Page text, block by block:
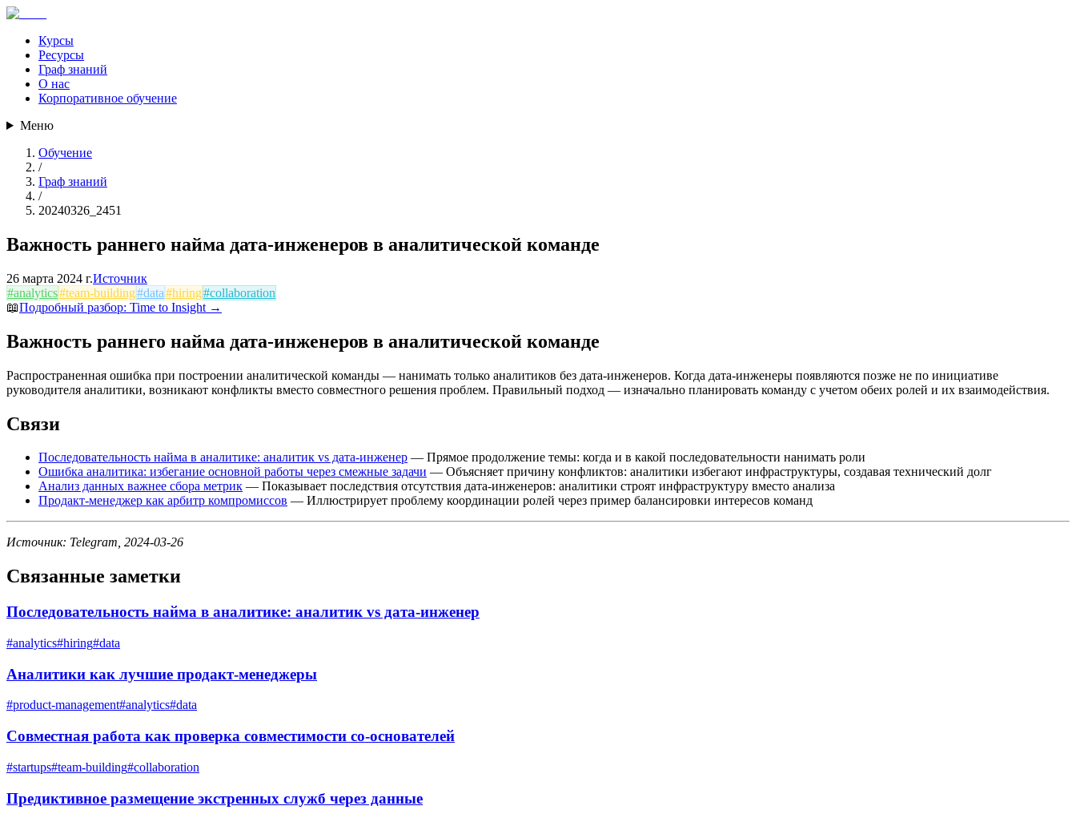
Курсы
Ресурсы
Граф знаний
О нас
Корпоративное обучение
Меню
Обучение
/
Граф знаний
/
20240326_2451
Важность раннего найма дата-инженеров в аналитической команде
26 марта 2024 г.Источник
#analytics#team-building#data#hiring#collaboration
📖Подробный разбор: Time to Insight →
Важность раннего найма дата-инженеров в аналитической команде
Распространенная ошибка при построении аналитической команды — нанимать только аналитиков без дата-инженеров. Когда дата-инженеры появляются позже не по инициативе
руководителя аналитики, возникают конфликты вместо совместного решения проблем. Правильный подход — изначально планировать команду с учетом обеих ролей и их взаимодействия.
Связи
Последовательность найма в аналитике: аналитик vs дата-инженер — Прямое продолжение темы: когда и в какой последовательности нанимать роли
Ошибка аналитика: избегание основной работы через смежные задачи — Объясняет причину конфликтов: аналитики избегают инфраструктуры, создавая технический долг
Анализ данных важнее сбора метрик — Показывает последствия отсутствия дата-инженеров: аналитики строят инфраструктуру вместо анализа
Продакт-менеджер как арбитр компромиссов — Иллюстрирует проблему координации ролей через пример балансировки интересов команд
Источник: Telegram, 2024-03-26
Связанные заметки
Последовательность найма в аналитике: аналитик vs дата-инженер
#analytics#hiring#data
Аналитики как лучшие продакт-менеджеры
#product-management#analytics#data
Совместная работа как проверка совместимости со-основателей
#startups#team-building#collaboration
Предиктивное размещение экстренных служб через данные